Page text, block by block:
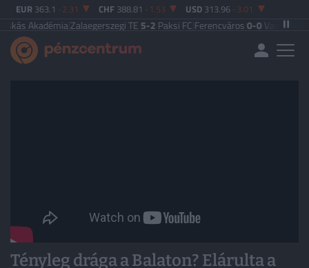
EUR 363.1 -2.31 CHF 388.81 -1.53 USD 313.96 -3.01
Akadémia|Zalaegerszegi TE5-2Paksi FC|Ferencváros0-0Vasas FC Győri
Tényleg drága a Balaton? Elárulta a